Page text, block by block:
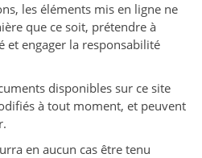
les éléments mis en ligne ne
que ce soit, prétendre à
et engager la responsabilité
disponibles sur ce site
à tout moment, et peuvent
en aucun cas être tenu